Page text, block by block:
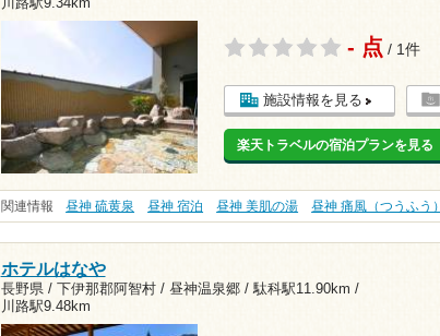
川路駅9.34km
- 点 / 1件
施設情報を見る
楽天トラベルの宿泊プランを見る
関連情報 昼神 硫黄泉 昼神 宿泊 昼神 美肌の湯 昼神 痛風（つうふう）
ホテルはなや
長野県 / 下伊那郡阿智村 / 昼神温泉郷 /駄科駅11.90km /
川路駅9.48km